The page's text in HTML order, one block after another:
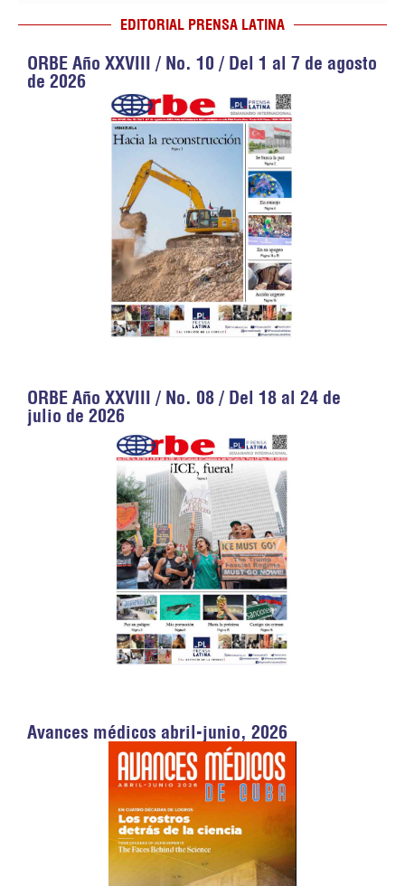
EDITORIAL PRENSA LATINA
ORBE Año XXVIII / No. 10 / Del 1 al 7 de agosto
de 2026
ORBE Año XXVIII / No. 08 / Del 18 al 24 de
julio de 2026
Avances médicos abril-junio, 2026